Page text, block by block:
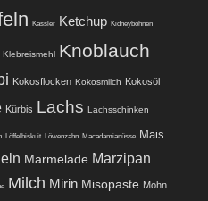
Kassler Ketchup Kidneybohnen
Klebreismehl Knoblauch
Kokosflocken Kokosmilch Kokosöl
Kürbis Lachs Lachsschinken
Löffelbiskuit Löwenzahn Macadamianüsse Mais
Marmelade Marzipan
Milch Mirin Misopaste Mohn